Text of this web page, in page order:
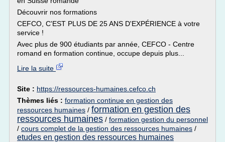
Découvrir nos formations
CEFCO, C'EST PLUS DE 25 ANS D'EXPÉRIENCE à votre
service !
Avec plus de 900 étudiants par année, CEFCO - Centre
romand en formation continue, occupe depuis plus...
Lire la suite
Site : https://ressources-humaines.cefco.ch
Thèmes liés : formation continue en gestion des
ressources humaines / formation en gestion des
ressources humaines / formation gestion du personnel
/ cours complet de la gestion des ressources humaines /
etudes en gestion des ressources humaines